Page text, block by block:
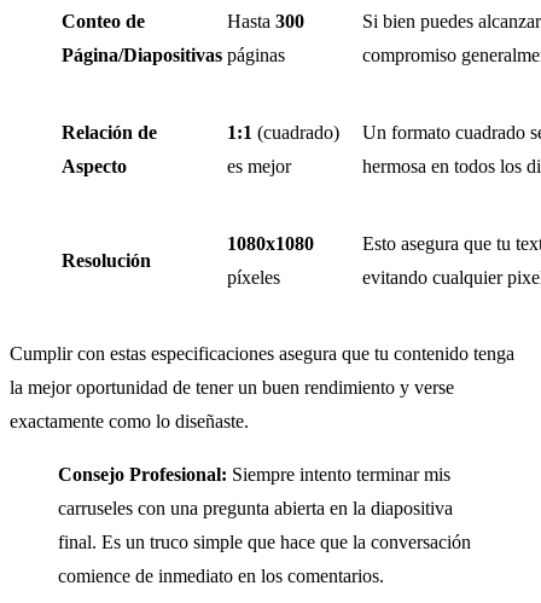
Conteo de
Página/Diapositivas
Hasta 300
páginas
Si bien puedes
compromiso
Relación de
Aspecto
1:1 (cuadrado)
es mejor
Un formato cuadrado
hermosa en todos los
Resolución
1080x1080
píxeles
Esto asegura que tu
evitando cualquier
Cumplir con estas especificaciones asegura que tu contenido tenga
la mejor oportunidad de tener un buen rendimiento y verse
exactamente como lo diseñaste.
Consejo Profesional: Siempre intento terminar mis
carruseles con una pregunta abierta en la diapositiva
final. Es un truco simple que hace que la conversación
comience de inmediato en los comentarios.